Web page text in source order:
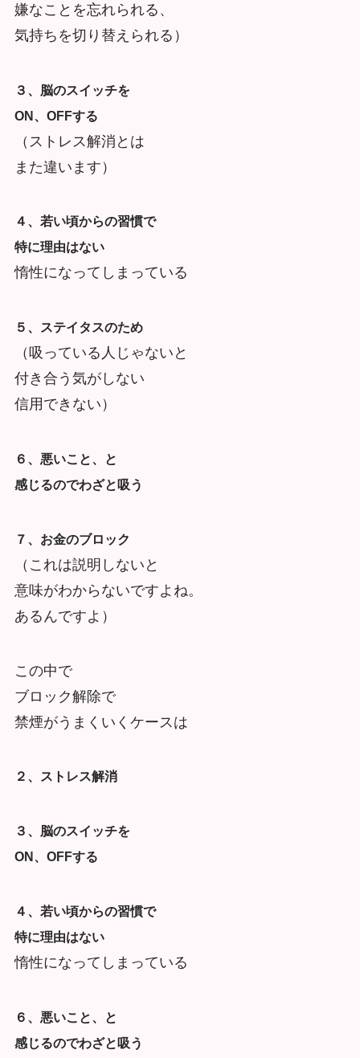
嫌なことを忘れられる、
気持ちを切り替えられる）
３、脳のスイッチを
ON、OFFする
（ストレス解消とは
また違います）
４、若い頃からの習慣で
特に理由はない
惰性になってしまっている
５、ステイタスのため
（吸っている人じゃないと
付き合う気がしない
信用できない）
６、悪いこと、と
感じるのでわざと吸う
７、お金のブロック
（これは説明しないと
意味がわからないですよね。
あるんですよ）
この中で
ブロック解除で
禁煙がうまくいくケースは
２、ストレス解消
３、脳のスイッチを
ON、OFFする
４、若い頃からの習慣で
特に理由はない
惰性になってしまっている
６、悪いこと、と
感じるのでわざと吸う